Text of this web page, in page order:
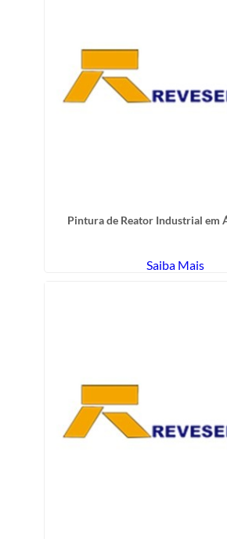
Pintura de Reator Industrial em
Saiba Mais